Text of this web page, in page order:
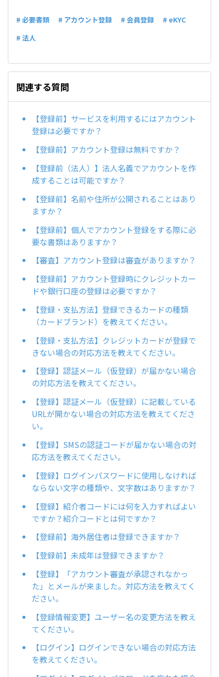
# 必要書類 # アカウント登録 # 会員登録
# eKYC
# 法人
関連する質問
【登録前】サービスを利用するにはアカウント
登録は必要ですか？
【登録前】アカウント登録は無料ですか？
【登録前（法人）】法人名義でアカウントを作
成することは可能ですか？
【登録前】名前や住所が公開されることはあり
ますか？
【登録前】個人でアカウント登録をする際に必
要な書類はありますか？
【審査】アカウント登録は審査がありますか？
【登録前】アカウント登録時にクレジットカー
ドや銀行口座の登録は必要ですか？
【登録・支払方法】登録できるカードの種類
（カードブランド）を教えてください。
【登録・支払方法】クレジットカードが登録で
きない場合の対応方法を教えてください。
【登録】認証メール（仮登録）が届かない場合
の対応方法を教えてください。
【登録】認証メール（仮登録）に記載している
URLが開かない場合の対応方法を教えてくださ
い。
【登録】SMSの認証コードが届かない場合の対
応方法を教えてください。
【登録】ログインパスワードに使用しなければ
ならない文字の種類や、文字数はありますか？
【登録】紹介者コードには何を入力すればよい
ですか？紹介コードとは何ですか？
【登録前】海外居住者は登録できますか？
【登録前】未成年は登録できますか？
【登録】「アカウント審査が承認されなかっ
た」とメールが来ました。対応方法を教えてく
ださい。
【登録情報変更】ユーザー名の変更方法を教え
てください。
【ログイン】ログインできない場合の対応方法
を教えてください。